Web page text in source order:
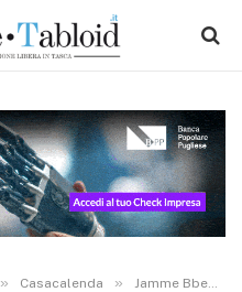
» Casacalenda » Jamme Bbelle chiude in bellezza con un omaggio alle donne: il 25 maggio in scena D.I.V.A.